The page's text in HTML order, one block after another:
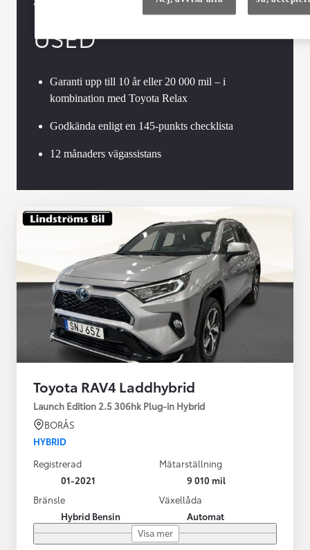
TOYOTA APPROVED
USED
Garanti upp till 10 år eller 20 000 mil – i
kombination med Toyota Relax
Godkända enligt en 145-punkts checklista
12 månaders vägassistans
Toyota RAV4 Laddhybrid
Launch Edition 2.5 306hk Plug-in Hybrid
BORÅS
HYBRID
Registrerad
01-2021
Mätarställning
9 010 mil
Bränsle
Hybrid Bensin
Växellåda
Automat
Visa mer